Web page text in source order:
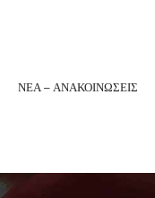
ΝΕΑ – ΑΝΑΚΟΙΝΩΣΕΙΣ